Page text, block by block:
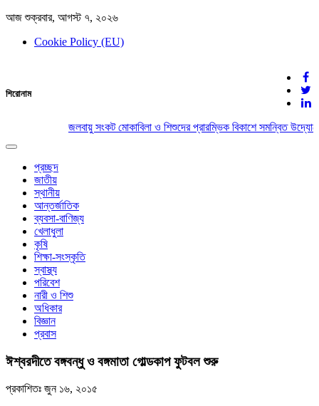
আজ শুক্রবার, আগস্ট ৭, ২০২৬
Cookie Policy (EU)
দেশের খবর
যুক্ত থাকুন দেশের সঙ্গে
শিরোনাম
জলবায়ু সংকট মোকাবিলা ও শিশুদের প্রারম্ভিক বিকাশে সমন্বিত
Toggle
navigation
প্রচ্ছদ
জাতীয়
স্থানীয়
আন্তর্জাতিক
ব্যবসা-বাণিজ্য
খেলাধুলা
কৃষি
শিক্ষা-সংস্কৃতি
স্বাস্থ্য
পরিবেশ
নারী ও শিশু
অধিকার
বিজ্ঞান
প্রবাস
ঈশ্বরদীতে বঙ্গবন্ধু ও বঙ্গমাতা গোল্ডকাপ ফুটবল শুরু
প্রকাশিতঃ জুন ১৬, ২০১৫